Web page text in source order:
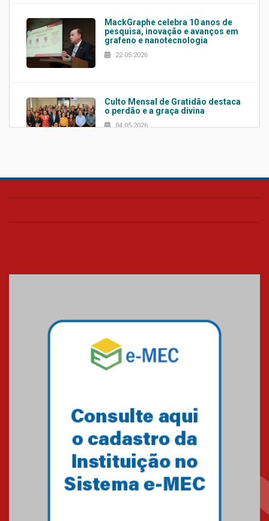
MackGraphe celebra 10 anos de
pesquisa, inovação e avanços em
grafeno e nanotecnologia
22.05.2026
Culto Mensal de Gratidão destaca
o perdão e a graça divina
04.05.2026
Confira como foi o culto mensal
Mackenzie mobiliza campanha
solidária para apoiar famílias em
Minas Gerais
Primeiro culto do ano ressalta o
27.02.2026